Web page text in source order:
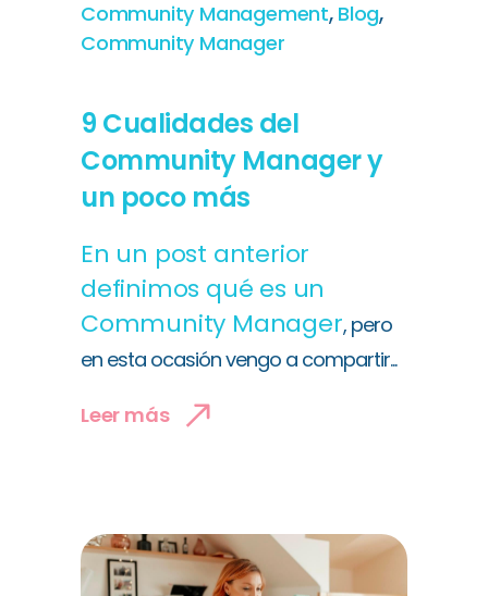
Community Management, Blog,
Community Manager
9 Cualidades del
Community Manager y
un poco más
En un post anterior
definimos qué es un
Community Manager, pero
en esta ocasión vengo a compartir...
Leer más